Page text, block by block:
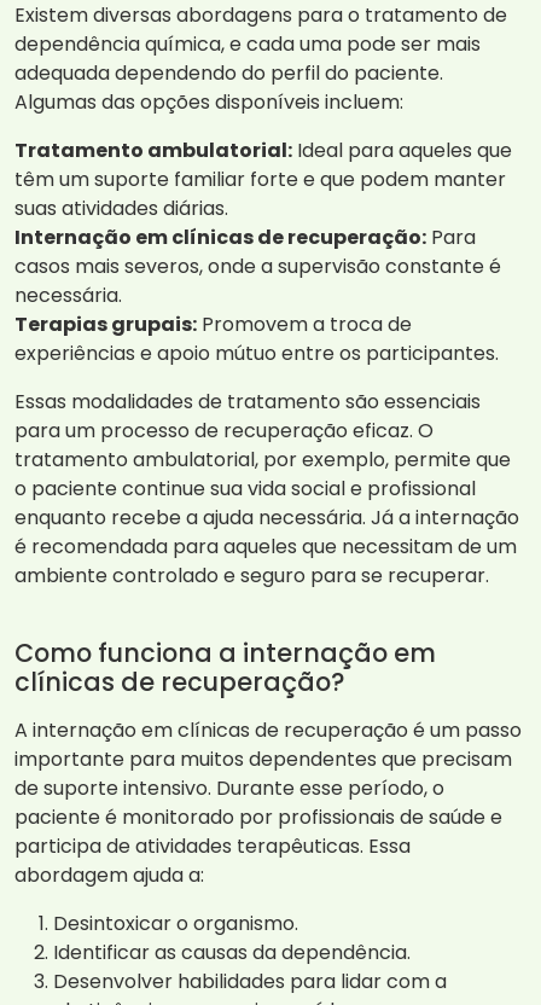
Existem diversas abordagens para o tratamento de
dependência química, e cada uma pode ser mais
adequada dependendo do perfil do paciente.
Algumas das opções disponíveis incluem:
Tratamento ambulatorial: Ideal para aqueles que
têm um suporte familiar forte e que podem manter
suas atividades diárias.
Internação em clínicas de recuperação: Para
casos mais severos, onde a supervisão constante é
necessária.
Terapias grupais: Promovem a troca de
experiências e apoio mútuo entre os participantes.
Essas modalidades de tratamento são essenciais
para um processo de recuperação eficaz. O
tratamento ambulatorial, por exemplo, permite que
o paciente continue sua vida social e profissional
enquanto recebe a ajuda necessária. Já a internação
é recomendada para aqueles que necessitam de um
ambiente controlado e seguro para se recuperar.
Como funciona a internação em
clínicas de recuperação?
A internação em clínicas de recuperação é um passo
importante para muitos dependentes que precisam
de suporte intensivo. Durante esse período, o
paciente é monitorado por profissionais de saúde e
participa de atividades terapêuticas. Essa
abordagem ajuda a:
Desintoxicar o organismo.
Identificar as causas da dependência.
Desenvolver habilidades para lidar com a